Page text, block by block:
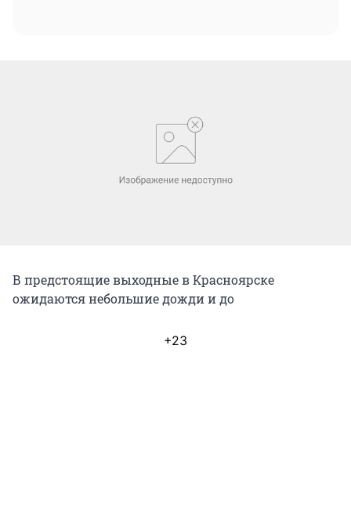
В предстоящие выходные в Красноярске
ожидаются небольшие дожди и до
+23